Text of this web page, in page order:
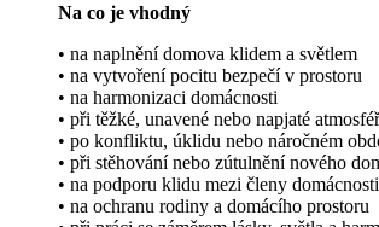
Na co je vhodný
• na naplnění domova klidem a světlem
• na vytvoření pocitu bezpečí v prostoru
• na harmonizaci domácnosti
• při těžké, unavené nebo napjaté
• po konfliktu, úklidu nebo náročném
• při stěhování nebo zútulnění nového
• na podporu klidu mezi členy domácnosti
• na ochranu rodiny a domácího prostoru